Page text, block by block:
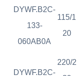
DYWF.B2C-
133-
060AB0A
115/1
20
DYWF.B2C-
220/2